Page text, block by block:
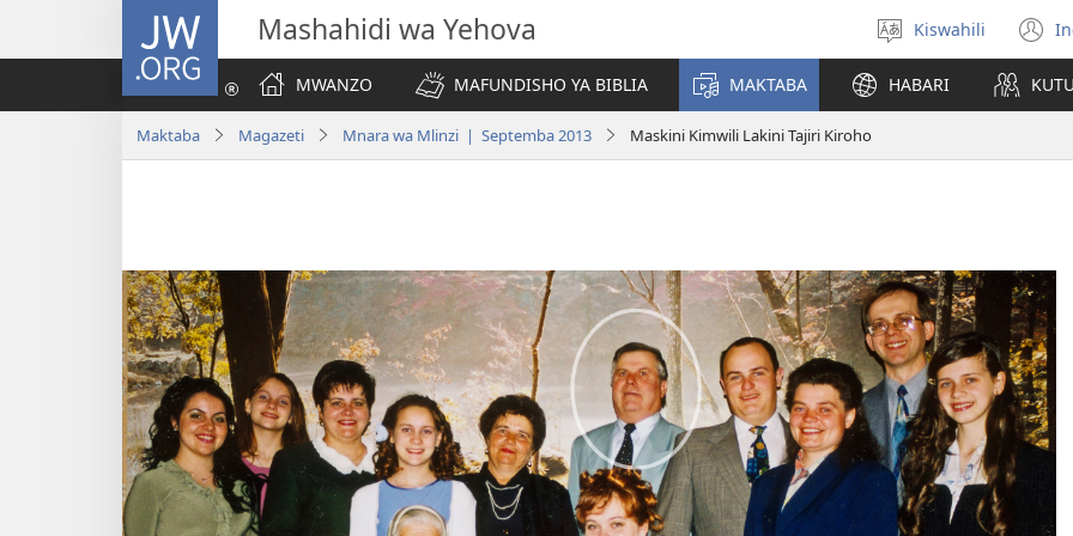
JW.ORG Mashahidi wa Yehova
Chagua
lugha
Kiswahili
MWANZO
MAFUNDISHO YA BIBLIA MAKTABA HABARI
Maktaba Magazeti Mnara wa Mlinzi | Septemba 2013 Maskini Kimwili Lakini Tajiri Kiroho